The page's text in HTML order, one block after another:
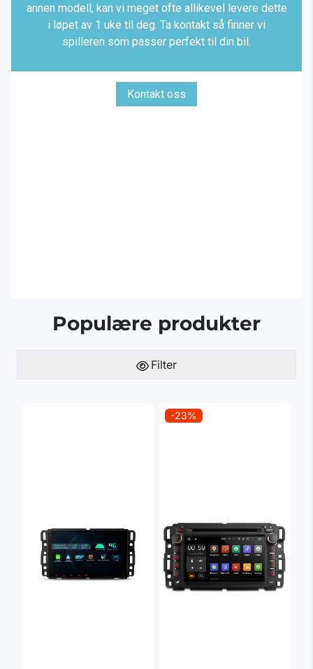
annen modell, kan vi meget ofte allikevel levere dette
i løpet av 1 uke til deg. Ta kontakt så finner vi
spilleren som passer perfekt til din bil.
Kontakt oss
Populære produkter
Filter
-23%